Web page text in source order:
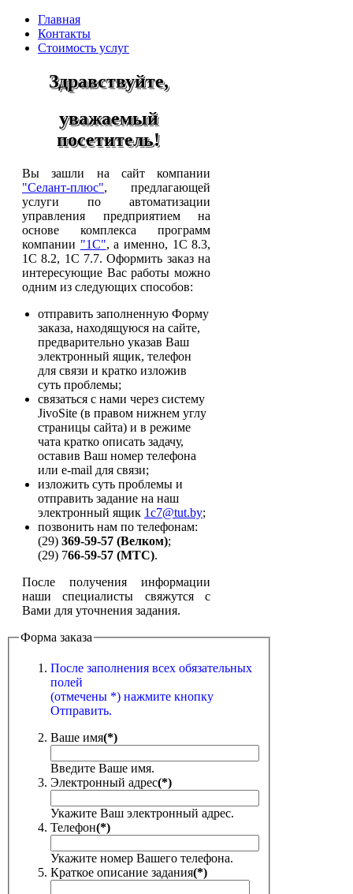
Главная
Контакты
Стоимость услуг
Здравствуйте,
уважаемый
посетитель!
Вы зашли на сайт компании
"Селант-плюс", предлагающей
услуги по автоматизации
управления предприятием на
основе комплекса программ
компании "1C", а именно, 1С 8.3,
1С 8.2, 1С 7.7. Оформить заказ на
интересующие Вас работы можно
одним из следующих способов:
отправить заполненную Форму
заказа, находящуюся на сайте,
предварительно указав Ваш
электронный ящик, телефон
для связи и кратко изложив
суть проблемы;
связаться с нами через систему
JivoSite (в правом нижнем углу
страницы сайта) и в режиме
чата кратко описать задачу,
оставив Ваш номер телефона
или e-mail для связи;
изложить суть проблемы и
отправить задание на наш
электронный ящик 1c7@tut.by;
позвонить нам по телефонам:
(29) 369-59-57 (Велком);
(29) 766-59-57 (МТС).
После получения информации
наши специалисты свяжутся с
Вами для уточнения задания.
Форма заказа
После заполнения всех обязательных
полей
(отмечены *) нажмите кнопку
Отправить.
Ваше имя(*)
Введите Ваше имя.
Электронный адрес(*)
Укажите Ваш электронный адрес.
Телефон(*)
Укажите номер Вашего телефона.
Краткое описание задания(*)